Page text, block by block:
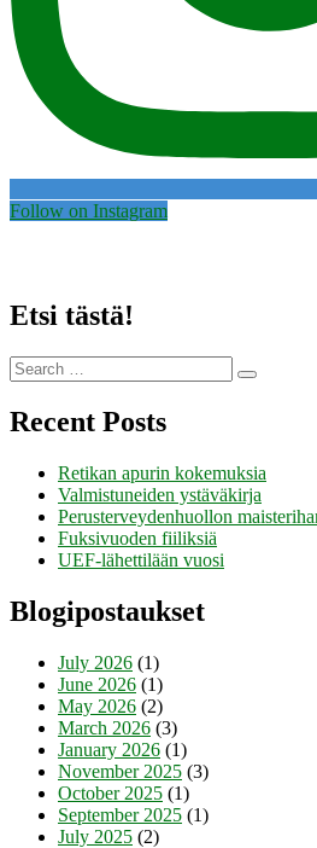
Follow on Instagram
Etsi tästä!
Search
for:
Search
Recent Posts
Retikan apurin kokemuksia
Valmistuneiden ystäväkirja
Perusterveydenhuollon
Fuksivuoden fiiliksiä
UEF-lähettilään vuosi
Blogipostaukset
July 2026 (1)
June 2026 (1)
May 2026 (2)
March 2026 (3)
January 2026 (1)
November 2025 (3)
October 2025 (1)
September 2025 (1)
July 2025 (2)